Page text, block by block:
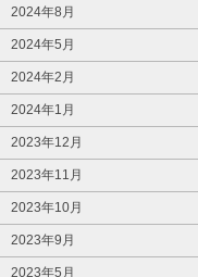
2024年8月
2024年5月
2024年2月
2024年1月
2023年12月
2023年11月
2023年10月
2023年9月
2023年5月